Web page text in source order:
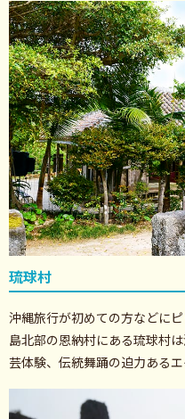
琉球村
沖縄旅行が初めての方などに
島北部の恩納村にある琉球村
芸体験、伝統舞踊の迫力ある